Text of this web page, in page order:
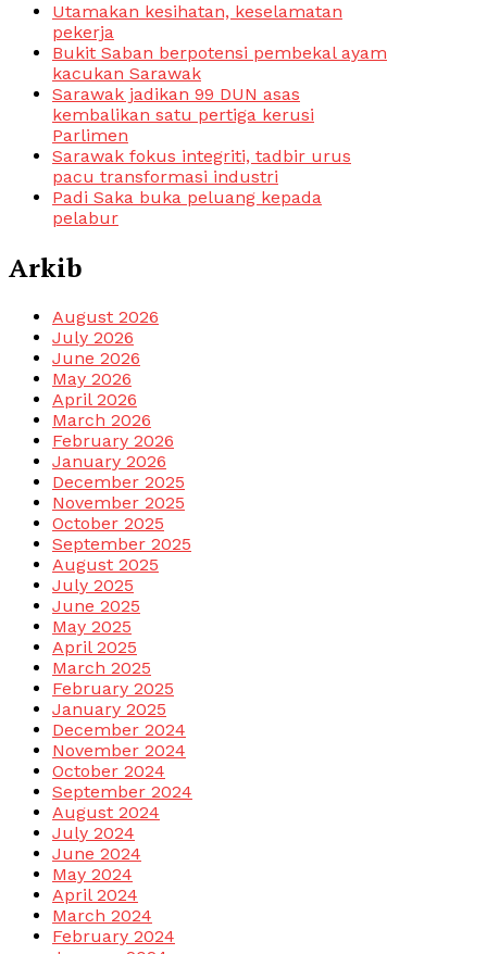
Utamakan kesihatan, keselamatan
pekerja
Bukit Saban berpotensi pembekal ayam
kacukan Sarawak
Sarawak jadikan 99 DUN asas
kembalikan satu pertiga kerusi
Parlimen
Sarawak fokus integriti, tadbir urus
pacu transformasi industri
Padi Saka buka peluang kepada
pelabur
Arkib
August 2026
July 2026
June 2026
May 2026
April 2026
March 2026
February 2026
January 2026
December 2025
November 2025
October 2025
September 2025
August 2025
July 2025
June 2025
May 2025
April 2025
March 2025
February 2025
January 2025
December 2024
November 2024
October 2024
September 2024
August 2024
July 2024
June 2024
May 2024
April 2024
March 2024
February 2024